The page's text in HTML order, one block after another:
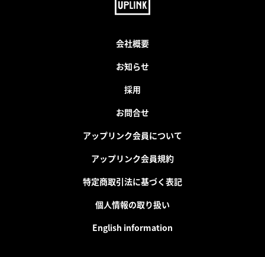
会社概要
お知らせ
採用
お問合せ
アップリンク会員について
アップリンク会員規約
特定商取引法に基づく表記
個人情報の取り扱い
English information